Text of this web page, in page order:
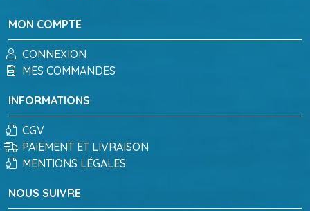
MON COMPTE
CONNEXION
MES COMMANDES
NOUS SUIVRE
INFORMATIONS
CGV
PAIEMENT ET LIVRAISON
MENTIONS LÉGALES